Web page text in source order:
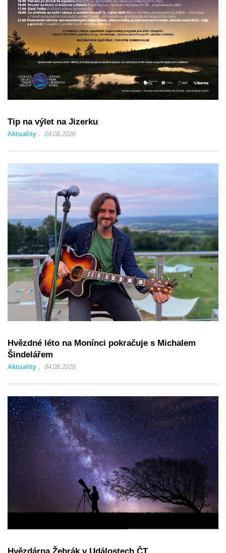
Tip na výlet na Jizerku
Aktuality 04.08.2026
Hvězdné léto na Monínci pokračuje s Michalem
Šindelářem
Aktuality 04.08.2026
Hvězdárna Žebrák v Událostech ČT